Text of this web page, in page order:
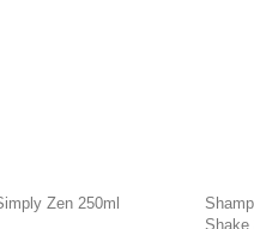
Zen 250ml
Shake